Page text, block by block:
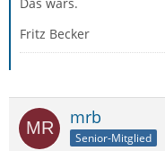
Fritz Becker
mrb
Senior-Mitglied